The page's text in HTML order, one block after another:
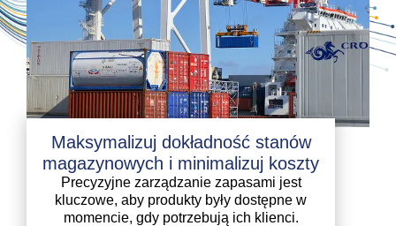
Maksymalizuj dokładność stanów
magazynowych i minimalizuj koszty
Precyzyjne zarządzanie zapasami jest
kluczowe, aby produkty były dostępne w
momencie, gdy potrzebują ich klienci.